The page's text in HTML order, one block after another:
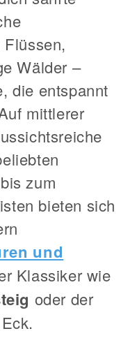
Wälder –
die entspannt
mittlerer
zum
bieten sich
und
Klassiker wie
oder der